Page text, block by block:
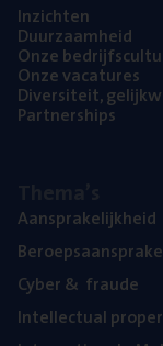
Inzich­ten
Duur­zaam­heid
Onze
Onze vaca­tu­res
Diver­si­teit,
Part­ner­ships
Aan­spra­ke­lijk­heid
Cyber& fraude
Intel­lec­tu­al